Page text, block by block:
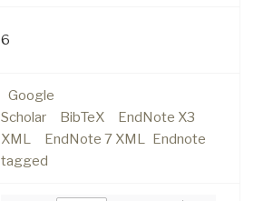
6
Google
Scholar
BibTeX
EndNote X3
XML
EndNote 7 XML Endnote
tagged